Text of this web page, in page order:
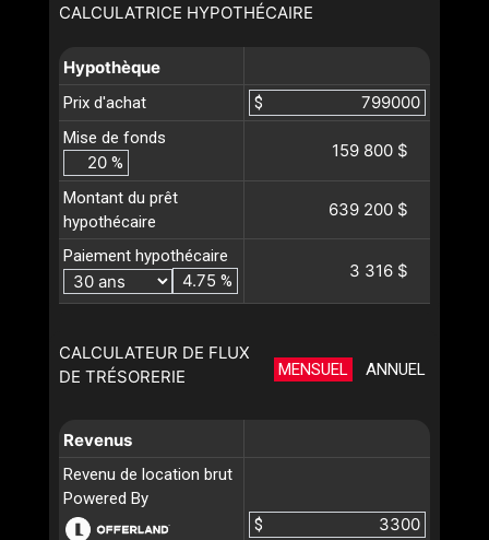
CALCULATRICE HYPOTHÉCAIRE
Hypothèque
Prix d'achat
$
Mise de fonds
%
159 800 $
Montant du prêt
hypothécaire
639 200 $
Paiement hypothécaire
%
3 316 $
CALCULATEUR DE FLUX
DE TRÉSORERIE
MENSUEL ANNUEL
Revenus
Revenu de location brut
Powered By
$